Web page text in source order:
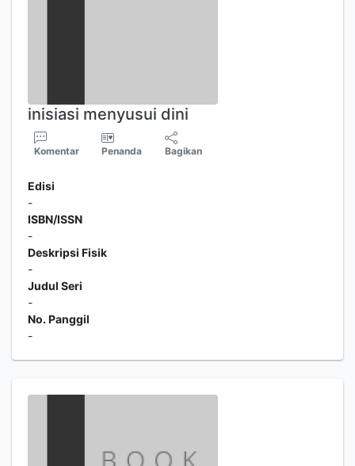
inisiasi menyusui dini
Komentar Penanda Bagikan
Edisi
-
ISBN/ISSN
-
Deskripsi Fisik
-
Judul Seri
-
No. Panggil
-